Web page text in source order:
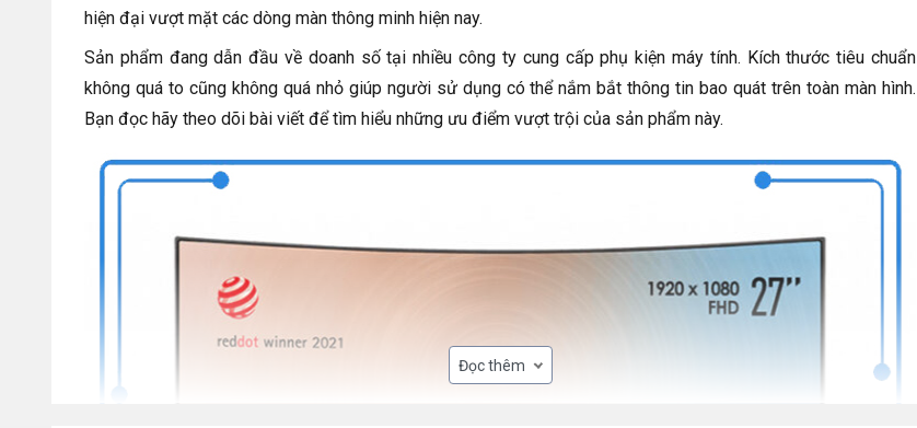
hiện đại vượt mặt các dòng màn thông minh hiện nay.
Sản phẩm đang dẫn đầu về doanh số tại nhiều công ty cung cấp phụ kiện máy tính. Kích thước tiêu chuẩn
không quá to cũng không quá nhỏ giúp người sử dụng có thể nắm bắt thông tin bao quát trên toàn màn hình.
Bạn đọc hãy theo dõi bài viết để tìm hiểu những ưu điểm vượt trội của sản phẩm này.
Đọc thêm